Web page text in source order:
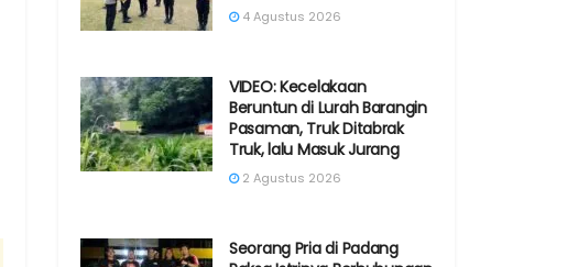
4 Agustus 2026
VIDEO: Kecelakaan
Beruntun di Lurah Barangin
Pasaman, Truk Ditabrak
Truk, lalu Masuk Jurang
2 Agustus 2026
Seorang Pria di Padang